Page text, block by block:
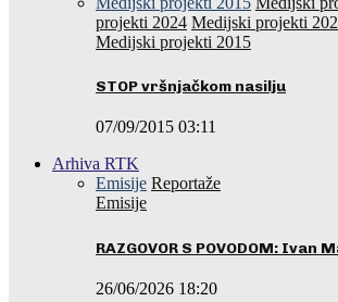
projekti 2024 Medijski projekti
Medijski projekti 2015
STOP vršnjačkom nasilju
07/09/2015 03:11
Arhiva RTK
Emisije Reportaže
Emisije
RAZGOVOR S POVODOM:
26/06/2026 18:20